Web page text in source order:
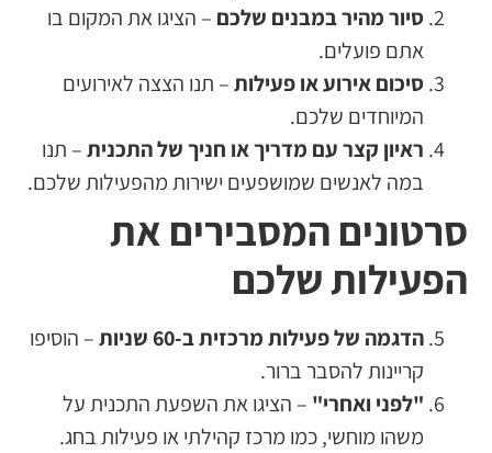
סיור מהיר במבנים שלכם – הציגו את המקום בו
אתם פועלים.
סיכום אירוע או פעילות– תנו הצצה לאירועים
המיוחדים שלכם.
ראיון קצר עם מדריך או חניך של התכנית– תנו
במה לאנשים שמושפעים ישירות מהפעילות שלכם.
סרטונים המסבירים את
הפעילות שלכם
הדגמה של פעילות מרכזית ב-60 שניות
– הוסיפו
קריינות להסבר ברור.
"לפני ואחרי" – הציגו את השפעת התכנית על
משהו מוחשי, כמו מרכז קהילתי או פעילות בחג.